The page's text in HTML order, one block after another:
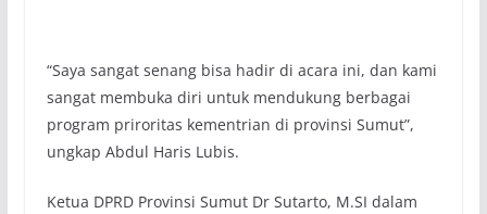
“Saya sangat senang bisa hadir di acara ini, dan kami
sangat membuka diri untuk mendukung berbagai
program priroritas kementrian di provinsi Sumut”,
ungkap Abdul Haris Lubis.
Ketua DPRD Provinsi Sumut Dr Sutarto, M.SI dalam